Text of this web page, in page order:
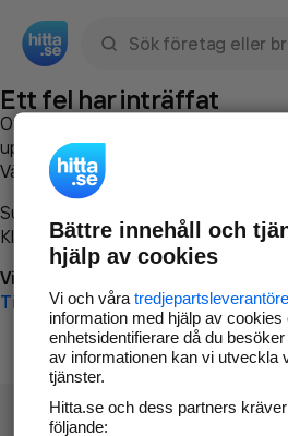
Ett fel har inträffat
Om du vill kan du
uppstod så att vi lättare och
Vänligen försök med följande:
Surfa till
Klicka påTillbaka-knappen i
Vi beklagar besväret!
Till startsidan
Bättre innehåll och
hjälp av cookies
Vi och våra
information med hjälp av cookies
enhetsidentifierare då du
av informationen kan vi utveckla
tjänster.
Hitta.se och dess partners
följande: